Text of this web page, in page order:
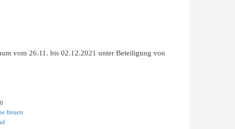
vom 26.11. bis 02.12.2021 unter Beteiligung von
freuen